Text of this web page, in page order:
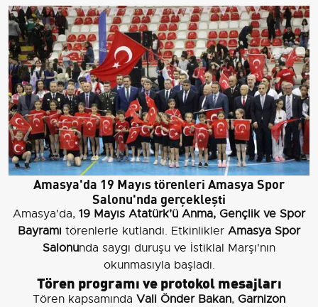
Amasya'da 19 Mayıs törenleri Amasya Spor
Salonu'nda gerçekleşti
Amasya'da, 19 Mayıs Atatürk’ü Anma, Gençlik ve Spor
Bayramı törenlerle kutlandı. Etkinlikler Amasya Spor
Salonunda saygı duruşu ve İstiklal Marşı'nın
okunmasıyla başladı.
Tören programı ve protokol mesajları
Tören kapsamında Vali Önder Bakan, Garnizon